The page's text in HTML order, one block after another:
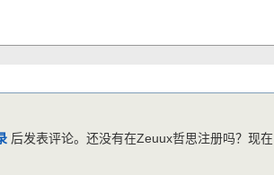
后发表评论。还没有在Zeuux哲思注册吗？现在